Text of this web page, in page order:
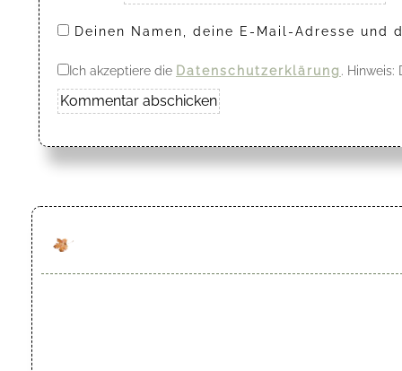
Deinen Namen, deine E-Mail-Adresse
Ich akzeptiere die Datenschutzerklärung .